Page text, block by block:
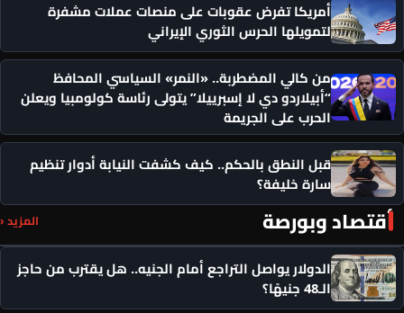
أمريكا تفرض عقوبات على منصات عملات مشفرة
لتمويلها الحرس الثوري الإيراني
من كالي المضطربة.. «النمر» السياسي المحافظ
“أبيلاردو دي لا إسبرييلا” يتولى رئاسة كولومبيا ويعلن
الحرب على الجريمة
قبل النطق بالحكم.. كيف كشفت النيابة أدوار تنظيم
سارة خليفة؟
أقتصاد وبورصة المزيد ‹
الدولار يواصل التراجع أمام الجنيه.. هل يقترب من حاجز
الـ48 جنيهًا؟